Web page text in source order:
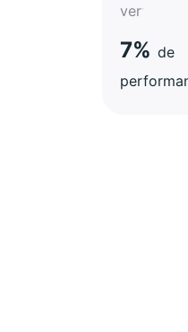
verte
7% de